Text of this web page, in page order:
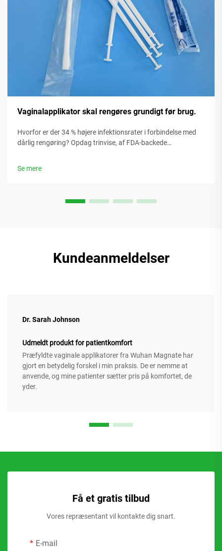
Vaginalapplikator skal rengøres grundigt før brug.
Hvorfor er der 34 % højere infektionsrater i forbindelse med
dårlig rengøring? Opdag trinvise, af FDA-backede
Se mere
Kundeanmeldelser
Dr. Sarah Johnson
Udmeldt produkt for patientkomfort
Præfyldte vaginale applikatorer fra Wuhan Magnate har
gjort en betydelig forskel i min praksis. De er nemme at
anvende, og mine patienter sætter pris på komfortet, de
yder.
Få et gratis tilbud
Vores repræsentant vil kontakte dig snart.
E-mail